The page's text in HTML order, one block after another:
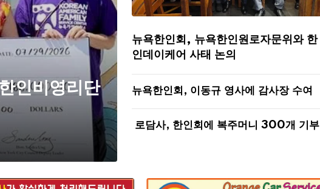
인비영리단
뉴욕한인회, 뉴욕한인원로자문위와 한
인데이케어 사태 논의
뉴욕한인회, 이동규 영사에 감사장 수여
로담사, 한인회에 복주머니 300개 기부